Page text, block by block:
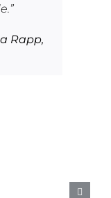
Rapp,